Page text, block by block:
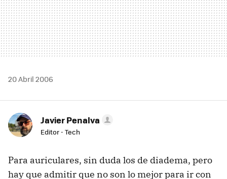
20 Abril 2006
Javier Penalva
Editor - Tech
Para auriculares, sin duda los de diadema, pero
hay que admitir que no son lo mejor para ir con